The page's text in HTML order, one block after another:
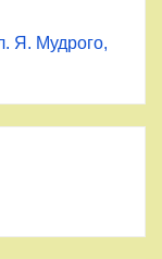
Я. Мудрого,